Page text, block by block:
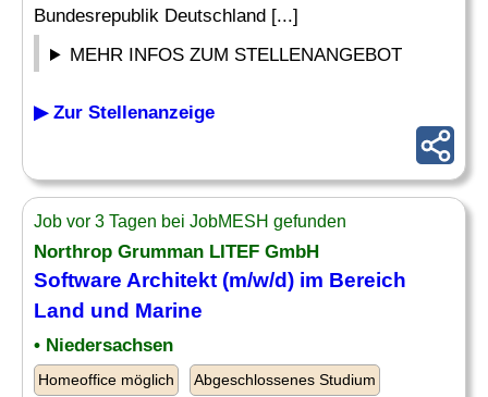
Bundesrepublik Deutschland [...]
MEHR INFOS ZUM STELLENANGEBOT
▶ Zur Stellenanzeige
Job vor 3 Tagen bei JobMESH gefunden
Northrop Grumman LITEF GmbH
Software Architekt (m/w/d) im Bereich
Land und Marine
• Niedersachsen
Homeoffice möglich Abgeschlossenes Studium